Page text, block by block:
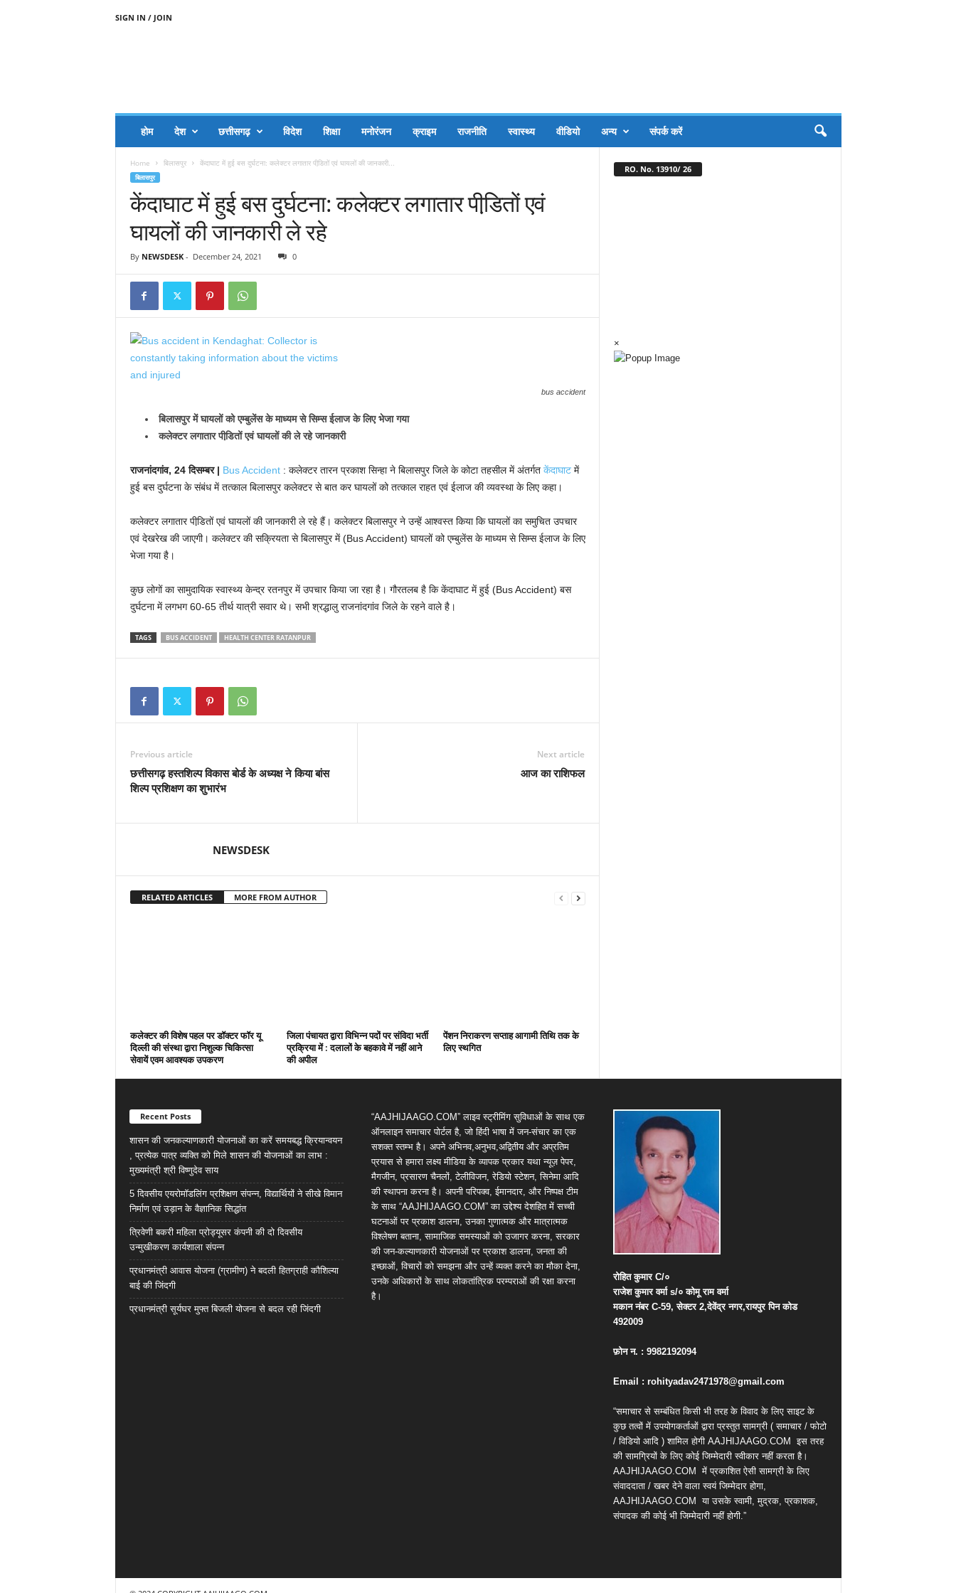
SIGN IN / JOIN
होम देश छत्तीसगढ़ विदेश शिक्षा मनोरंजन क्राइम राजनीति स्वास्थ्य वीडियो अन्य संपर्क करें
Home बिलासपुर केंदाघाट में हुई बस दुर्घटना: कलेक्टर लगातार पीडि़तों एवं घायलों की जानकारी...
बिलासपुर
केंदाघाट में हुई बस दुर्घटना: कलेक्टर लगातार पीडि़तों एवं
घायलों की जानकारी ले रहे
By NEWSDESK- December 24, 2021 0
bus accident
बिलासपुर में घायलों को एम्बुलेंस के माध्यम से सिम्स ईलाज के लिए भेजा गया
कलेक्टर लगातार पीडि़तों एवं घायलों की ले रहे जानकारी
राजनांदगांव, 24 दिसम्बर | Bus Accident : कलेक्टर तारन प्रकाश सिन्हा ने बिलासपुर जिले के कोटा तहसील में अंतर्गत केंदाघाटमें
हुई बस दुर्घटना के संबंध में तत्काल बिलासपुर कलेक्टर से बात कर घायलों को तत्काल राहत एवं ईलाज की व्यवस्था के लिए कहा।
कलेक्टर लगातार पीडि़तों एवं घायलों की जानकारी ले रहे हैं। कलेक्टर बिलासपुर ने उन्हें आश्वस्त किया कि घायलों का समुचित उपचार
एवं देखरेख की जाएगी। कलेक्टर की सक्रियता से बिलासपुर में (Bus Accident) घायलों को एम्बुलेंस के माध्यम से सिम्स ईलाज के लिए
भेजा गया है।
कुछ लोगों का सामुदायिक स्वास्थ्य केन्द्र रतनपुर में उपचार किया जा रहा है। गौरतलब है कि केंदाघाट में हुई (Bus Accident) बस
दुर्घटना में लगभग 60-65 तीर्थ यात्री सवार थे। सभी श्रद्धालु राजनांदगांव जिले के रहने वाले है।
TAGS BUS ACCIDENT HEALTH CENTER RATANPUR
Previous article
छत्तीसगढ़ हस्तशिल्प विकास बोर्ड के अध्यक्ष ने किया बांस
शिल्प प्रशिक्षण का शुभारंभ
Next article
आज का राशिफल
NEWSDESK
RELATED ARTICLES MORE FROM AUTHOR
कलेक्टर की विशेष पहल पर डॉक्टर फॉर यू
दिल्ली की संस्था द्वारा निशुल्क चिकित्सा
सेवायें एवम आवश्यक उपकरण
जिला पंचायत द्वारा विभिन्न पदों पर संविदा भर्ती
प्रक्रिया में : दलालों के बहकावे में नहीं आने
की अपील
पेंशन निराकरण सप्ताह आगामी तिथि तक के
लिए स्थगित
RO. No. 13910/ 26
×
Recent Posts
शासन की जनकल्याणकारी योजनाओं का करें समयबद्ध क्रियान्वयन
, प्रत्येक पात्र व्यक्ति को मिले शासन की योजनाओं का लाभ :
मुख्यमंत्री श्री विष्णुदेव साय
5 दिवसीय एयरोमॉडलिंग प्रशिक्षण संपन्न, विद्यार्थियों ने सीखे विमान
निर्माण एवं उड़ान के वैज्ञानिक सिद्धांत
त्रिवेणी बकरी महिला प्रोड्यूसर कंपनी की दो दिवसीय
उन्मुखीकरण कार्यशाला संपन्न
प्रधानमंत्री आवास योजना (ग्रामीण) ने बदली हितग्राही कौशिल्या
बाई की जिंदगी
प्रधानमंत्री सूर्यघर मुफ्त बिजली योजना से बदल रही जिंदगी
“AAJHIJAAGO.COM” लाइव स्ट्रीमिंग सुविधाओं के साथ एक
ऑनलाइन समाचार पोर्टल है, जो हिंदी भाषा में जन-संचार का एक
सशक्त स्तम्भ है। अपने अभिनव,अनुभव,अद्वितीय और अप्रतिम
प्रयास से हमारा लक्ष्य मीडिया के व्यापक प्रकार यथा न्यूज़ पेपर,
मैगजीन, प्रसारण चैनलों, टेलीविजन, रेडियो स्टेशन, सिनेमा आदि
की स्थापना करना है। अपनी परिपक्व, ईमानदार, और निष्पक्ष टीम
के साथ “AAJHIJAAGO.COM” का उद्देश्य देशहित में सच्ची
घटनाओं पर प्रकाश डालना, उनका गुणात्मक और मात्रात्मक
विश्लेषण बताना, सामाजिक समस्याओं को उजागर करना, सरकार
की जन-कल्याणकारी योजनाओं पर प्रकाश डालना, जनता की
इच्छाओं, विचारों को समझना और उन्हें व्यक्त करने का मौका देना,
उनके अधिकारों के साथ लोकतांत्रिक परम्पराओं की रक्षा करना
है।
रोहित कुमारC/०
राजेश कुमार वर्माs/० कोमू राम वर्मा
मकान नंबरC-59,सेक्टर2,देवेंद्र नगर,रायपुर पिन कोड
492009
फ़ोन न. : 9982192094
Email : rohityadav2471978@gmail.com
“समाचार से सम्बंधित किसी भी तरह के विवाद के लिए साइट के
कुछ तत्वों में उपयोगकर्ताओं द्वारा प्रस्तुत सामग्री ( समाचार / फोटो
/ विडियो आदि ) शामिल होगी AAJHIJAAGO.COM इस तरह
की सामग्रियों के लिए कोई जिम्मेदारी स्वीकार नहीं करता है।
AAJHIJAAGO.COM में प्रकाशित ऐसी सामग्री के लिए
संवाददाता / खबर देने वाला स्वयं जिम्मेदार होगा,
AAJHIJAAGO.COM
या उसके स्वामी, मुद्रक, प्रकाशक,
संपादक की कोई भी जिम्मेदारी नहीं होगी.”